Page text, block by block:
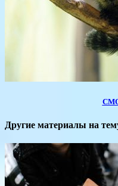
Другие материалы на